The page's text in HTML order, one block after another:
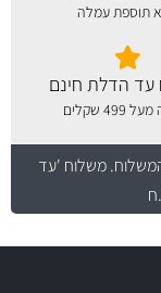
תוספת עמלה
עד הדלת חינם
שקלים
. משלוח 'עד